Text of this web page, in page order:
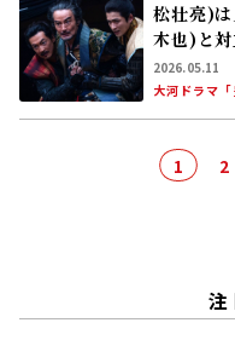
松壮亮)
木也)と
に他国の
かる
2026.05.11
大河ドラマ「
1 2